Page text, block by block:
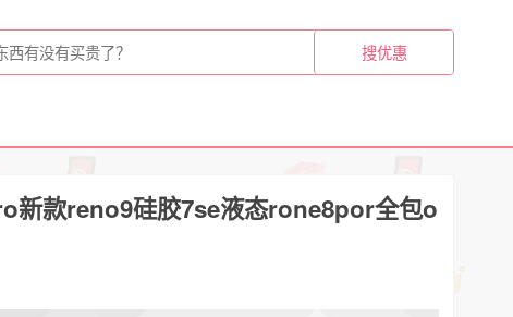
新款reno9硅胶7se液态rone8por全包o